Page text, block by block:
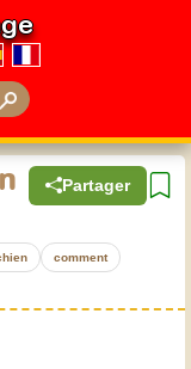
Partager
comment